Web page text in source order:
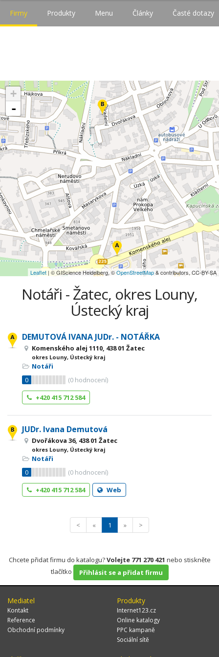
Firmy Produkty Menu Články Časté dotazy
+
-
Leaflet | © GIScience Heidelberg, ©OpenStreetMap& contributors, CC-BY-SA
Notáři - Žatec, okres Louny,
Ústecký kraj
DEMUTOVÁ IVANA JUDr. - NOTÁŘKA
Komenského alej 1110, 438 01 Žatec
okres Louny, Ústecký kraj
Notáři
0
(0 hodnocení)
+420 415 712 584
JUDr. Ivana Demutová
Dvořákova 36, 438 01 Žatec
okres Louny, Ústecký kraj
Notáři
0
(0 hodnocení)
+420 415 712 584
Web
< « 1 » >
Chcete přidat firmu do katalogu?Volejte 771 270 421 nebo stiskněte
tlačítko
Přihlásit se a přidat firmu
Mediatel
Kontakt
Reference
Obchodní podmínky
Produkty
Internet123.cz
Online katalogy
PPC kampaně
Sociální sítě